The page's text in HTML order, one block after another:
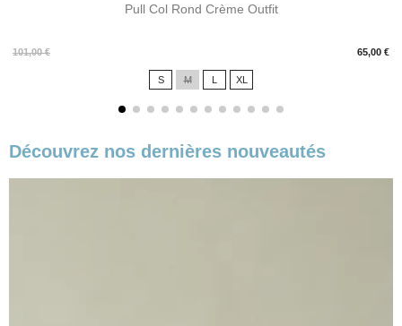
Pull Col Rond Crème Outfit
101,00 € 65,00 €
Prix
S M L XL
Découvrez nos dernières nouveautés